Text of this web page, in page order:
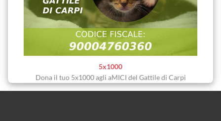
5x1000
Dona il tuo 5x1000 agli aMICI del Gattile di Carpi